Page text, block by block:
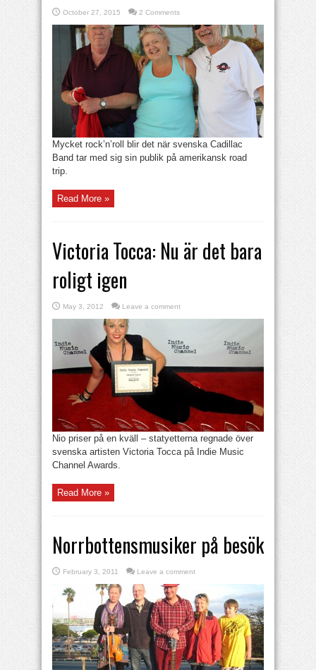
October 27, 2015 2 Comments
Mycket rock’n’roll blir det när svenska Cadillac
Band tar med sig sin publik på amerikansk road
trip.
Read More »
Victoria Tocca: Nu är det bara
roligt igen
May 3, 2012 Leave a comment
Nio priser på en kväll – statyetterna regnade över
svenska artisten Victoria Tocca på Indie Music
Channel Awards.
Read More »
Norrbottensmusiker på besök
February 3, 2011 Leave a comment